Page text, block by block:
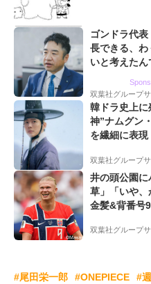
ゴンドラ代
長できる、
いと考えた
双葉社グループサ
韓ドラ史上
神”ナムグン
を繊細に表現
双葉社グループサ
井の頭公園
草」「いや、
金髪&背番号
ー”映像が話
双葉社グループサ
#尾田栄一郎 #ONEPIECE #